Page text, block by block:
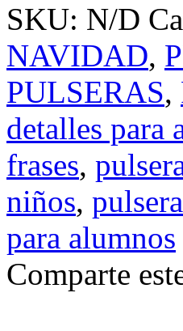
SKU: N/D
NAVIDAD,
PULSERAS,
detalles para
frases,
niños,
para alumnos
Comparte